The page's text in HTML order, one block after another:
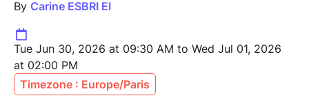
By Carine ESBRI EI
Tue Jun 30, 2026 at 09:30 AM to Wed Jul 01, 2026
at 02:00 PM
Timezone : Europe/Paris